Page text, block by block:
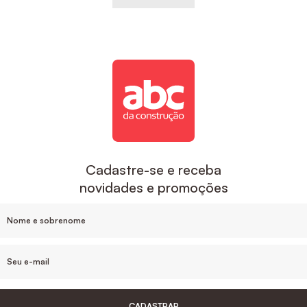
Cadastre-se e receba
novidades e promoções